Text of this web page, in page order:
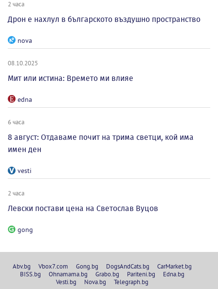
2 часа
Дрон е нахлул в българското въздушно пространство
nova
08.10.2025
Мит или истина: Времето ми влияе
edna
6 часа
8 август: Отдаваме почит на трима светци, кой има
имен ден
vesti
2 часа
Левски постави цена на Светослав Вуцов
gong
Abv.bg Vbox7.com Gong.bg DogsAndCats.bg
CarMarket.bg
BISS.bg
Ohnamama.bg Grabo.bg Pariteni.bg
Edna.bg
Vesti.bg
Nova.bg Telegraph.bg